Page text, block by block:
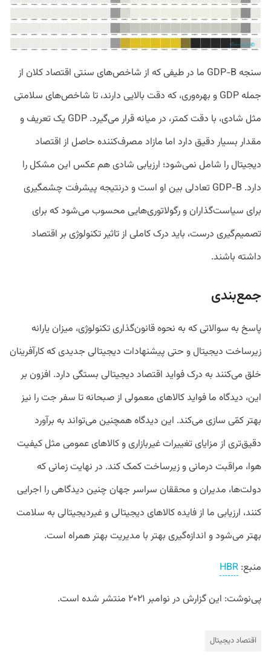
سنجه GDP-B ما در طیفی که از شاخص‌های سنتی اقتصاد کلان از
جمله GDP و بهره‌وری، که دقت بالایی دارند، تا شاخص‌های سلامتی
مثل شادی، با دقت کمتر، در میانه قرار می‌گیرد. GDP یک تعریف و
مقدار بسیار دقیق دارد اما مازاد مصرف‌کننده حاصل از اقتصاد
دیجیتال را شامل نمی‌شود؛ ارزیابی شادی هم عکس این مشکل را
دارد. GDP-B تعادلی بین او است و درنتیجه پیشرفت چشمگیری
برای سیاست‌گذاران و رگولاتوری‌هایی محسوب می‌شود که برای
تصمیم‌گیری درست، باید درک کاملی از تاثیر تکنولوژی بر اقتصاد
داشته باشند.
جمع‌بندی
پاسخ به سوالاتی که به نحوه قانون‌گذاری تکنولوژی، میزان یارانه
زیرساخت دیجیتال و حتی پیشنهادات دیجیتالی جدیدی که کار‌آفرینان
خلق می‌کنند به درک فواید اقتصاد دیجیتالی بستگی دارد. افزون‌ بر
این، دیدگاه ما فواید کالاهای معمولی از صبحانه تا سفر جت را نیز
بهتر کمّی سازی می‌کند. این دیدگاه همچنین می‌تواند به برآورد
دقیق‌تری از مزایای تغییرات غیربازاری و کالاهای عمومی مثل کیفیت
هوا، مراقبت درمانی و زیرساخت کمک کند. در نهایت زمانی که
دولت‌ها، مدیران و محققان سراسر جهان چنین دیدگاهی را اجرایی
کنند، ارزیابی ما از فایده کالاهای دیجیتالی و غیردیجیتالی به سلامت
بهتر می‌شود و اندازه‌گیری بهتر با مدیریت بهتر همراه است.
منبع: HBR
پی‌نوشت: این گزارش در نوامبر ۲۰۲۱ منتشر شده است.
اقتصاد دیجیتال